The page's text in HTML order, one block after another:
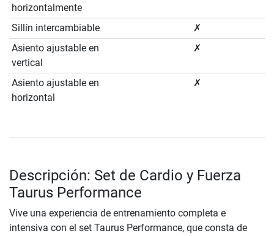
horizontalmente
Sillín intercambiable
✗
Asiento ajustable en
vertical
✗
Asiento ajustable en
horizontal
✗
Descripción: Set de Cardio y Fuerza
Taurus Performance
Vive una experiencia de entrenamiento completa e
intensiva con el set Taurus Performance, que consta de